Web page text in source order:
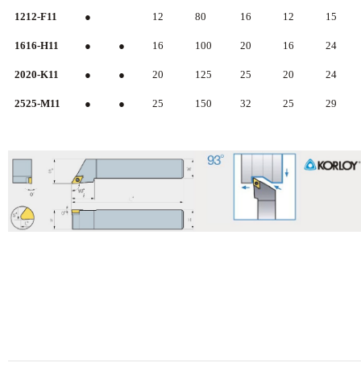
1212-F11 ● 12 80 16 12 15
1616-H11 ● ● 16 100 20 16 24
2020-K11 ● ● 20 125 25 20 24
2525-M11 ● ● 25 150 32 25 29